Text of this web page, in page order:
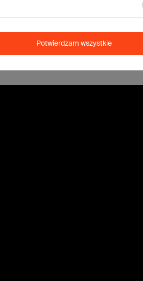
pracy maszyn produkcyjnych wynosi
Potwierdzam wszystkie